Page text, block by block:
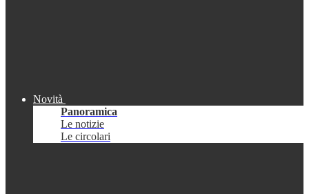
Novità
Panoramica
Le notizie
Le circolari